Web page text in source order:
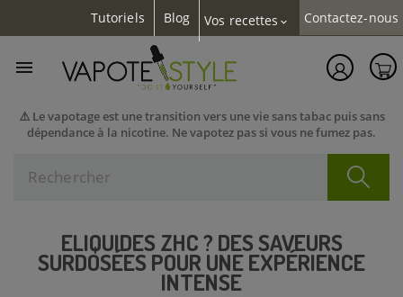
Tutoriels Blog Vos recettes expand_more Contactez-nous
⚠️ Le vapotage est une transition vers une vie sans tabac puis sans
dépendance à la nicotine. Ne vapotez pas si vous ne fumez pas.

ELIQUIDES ZHC ? DES SAVEURS
SURDOSÉES POUR UNE EXPÉRIENCE
INTENSE